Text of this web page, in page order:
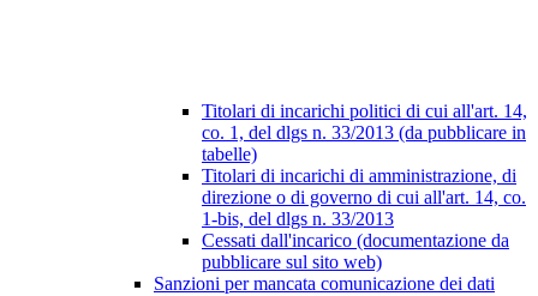
Titolari di incarichi politici di cui all'art. 14,
co. 1, del dlgs n. 33/2013 (da pubblicare in
tabelle)
Titolari di incarichi di amministrazione, di
direzione o di governo di cui all'art. 14, co.
1-bis, del dlgs n. 33/2013
Cessati dall'incarico (documentazione da
pubblicare sul sito web)
Sanzioni per mancata comunicazione dei dati